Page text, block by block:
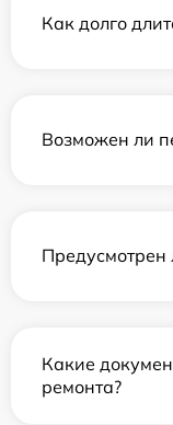
Как долго
Возможен ли
Предусмотрен
Какие
ремонта?